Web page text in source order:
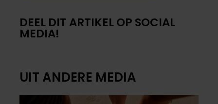
DEEL DIT ARTIKEL OP SOCIAL
MEDIA!
UIT ANDERE MEDIA